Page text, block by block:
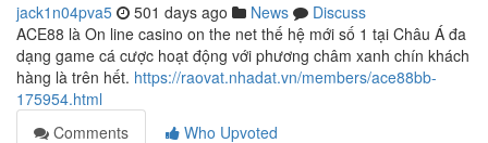
jack1n04pva5 501 days ago News
Discuss
ACE88 là On line casino on the net thế hệ mới số 1 tại Châu Á đa
dạng game cá cược hoạt động với phương châm xanh chín khách
hàng là trên hết. https://raovat.nhadat.vn/members/ace88bb-
175954.html
Comments
Who Upvoted